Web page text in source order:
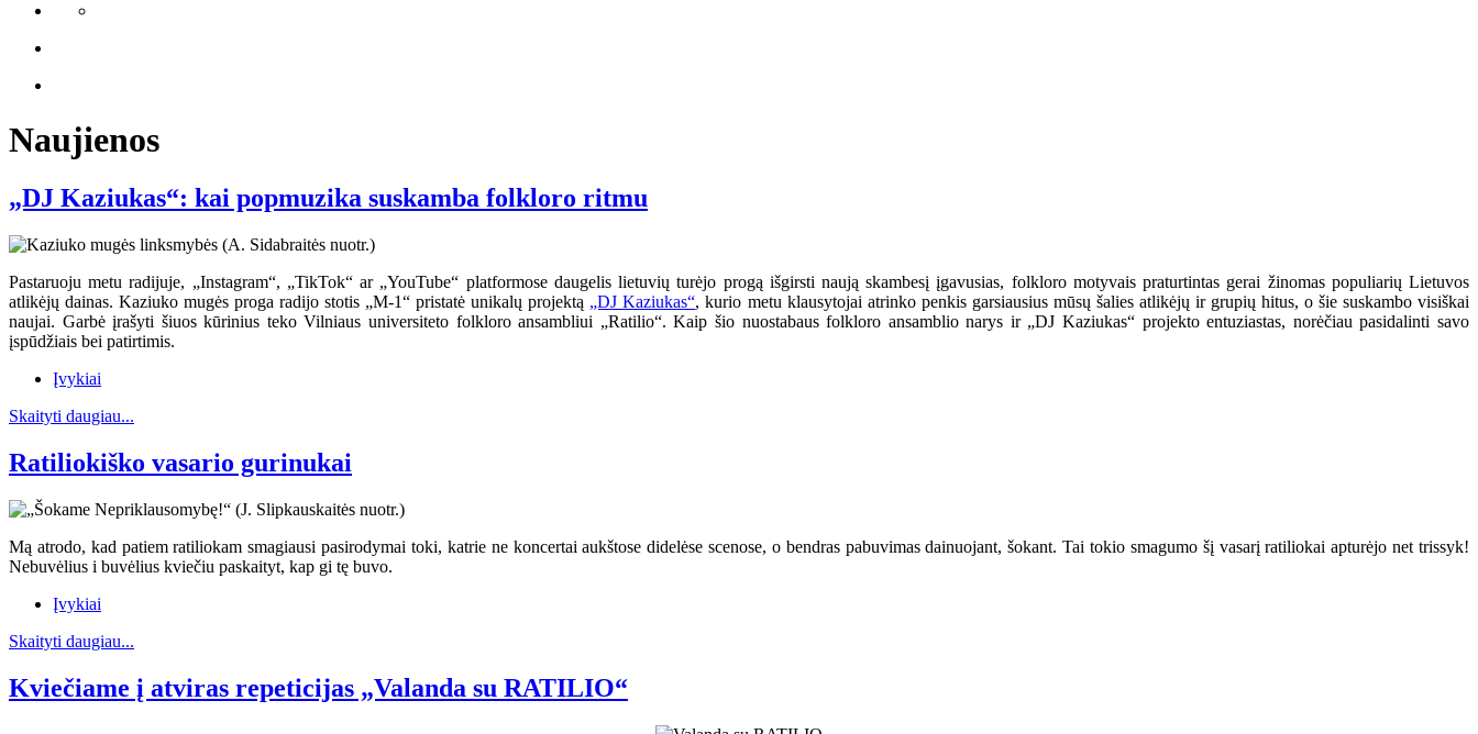
Naujienos
„DJ Kaziukas“: kai popmuzika suskamba folkloro ritmu
Pastaruoju metu radijuje, „Instagram“, „TikTok“ ar „YouTube“ platformose daugelis lietuvių turėjo progą išgirsti naują skambesį įgavusias, folkloro motyvais praturtintas gerai žinomas populiarių Lietuvos
atlikėjų dainas. Kaziuko mugės proga radijo stotis „M-1“ pristatė unikalų projektą „DJ Kaziukas“, kurio metu klausytojai atrinko penkis garsiausius mūsų šalies atlikėjų ir grupių hitus, o šie suskambo visiškai
naujai. Garbė įrašyti šiuos kūrinius teko Vilniaus universiteto folkloro ansambliui „Ratilio“. Kaip šio nuostabaus folkloro ansamblio narys ir „DJ Kaziukas“ projekto entuziastas, norėčiau pasidalinti savo
įspūdžiais bei patirtimis.
Įvykiai
Skaityti daugiau...
Ratiliokiško vasario gurinukai
Mą atrodo, kad patiem ratiliokam smagiausi pasirodymai toki, katrie ne koncertai aukštose didelėse scenose, o bendras pabuvimas dainuojant, šokant. Tai tokio smagumo šį vasarį ratiliokai apturėjo net trissyk!
Nebuvėlius i buvėlius kviečiu paskaityt, kap gi tę buvo.
Įvykiai
Skaityti daugiau...
Kviečiame į atviras repeticijas „Valanda su RATILIO“